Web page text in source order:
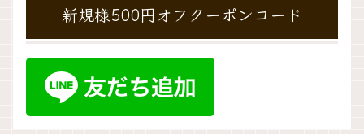
新規様500円オフクーポンコード